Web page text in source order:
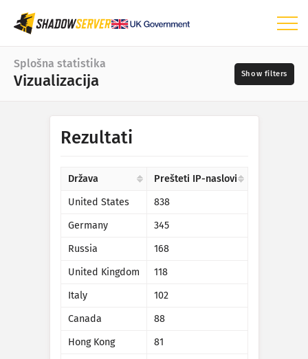
Nadzorna plošča
Splošna statistika
Zemljevid sveta
Zemljevid regij
Drevesni zemljevid
Časovna vrsta
Vizualizacija
Statistika napadov: Ranljivosti
Statistika napadov: Naprave
Splošna statistika
Vizualizacija
Časovno obdobje
Rezultati
Država
Prešteti IP-naslovi
United States
838
Germany
345
Russia
168
United Kingdom
118
Italy
102
Canada
88
Hong Kong
81